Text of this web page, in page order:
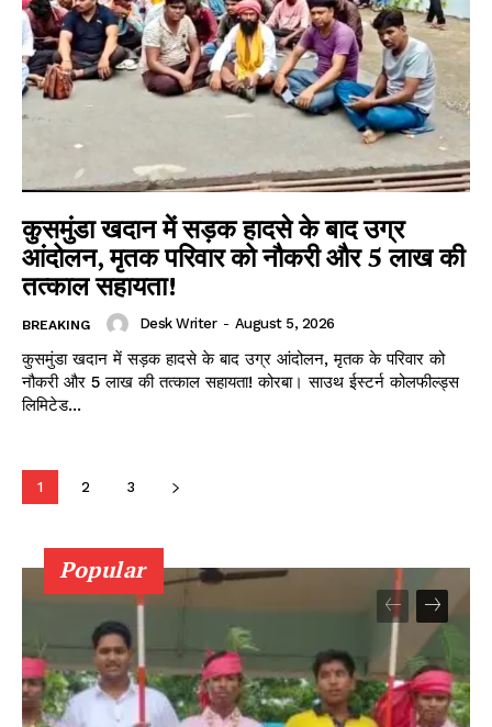
कुसमुंडा खदान में सड़क हादसे के बाद उग्र
आंदोलन, मृतक परिवार को नौकरी और 5 लाख की
तत्काल सहायता!
BREAKING Desk Writer - August 5, 2026
कुसमुंडा खदान में सड़क हादसे के बाद उग्र आंदोलन, मृतक के परिवार को
नौकरी और ₹5 लाख की तत्काल सहायता! कोरबा। साउथ ईस्टर्न कोलफील्ड्स
लिमिटेड...
1 2 3
Popular